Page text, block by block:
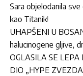
Sara objelodanila
kao Titanik!
UHAPŠENI U
halucinogene gljive,
OGLASILA SE
DIO „HYPE